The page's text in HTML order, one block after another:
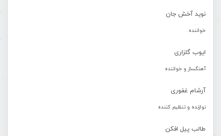
نوید آخش جان
خواننده
ایوب گلزاری
آهنگساز و خواننده
آرشام غفوری
نوازنده و تنظیم کننده
طالب پیل افکن